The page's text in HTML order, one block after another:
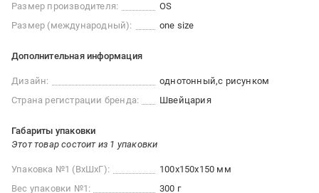
Размер производителя:
OS
Размер (международный):
one size
Дополнительная информация
Дизайн: однотонный с рисунком
Страна регистрации бренда:
Швейцария
Габариты упаковки
Этот товар состоит из 1 упаковки
Упаковка №1 (ВхШхГ):
100x150x150 мм
Вес упаковки №1:
300 г